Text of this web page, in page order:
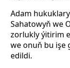
Adam
Sahatowyň we
zorlukly ýitirim
we onuň bu işe
edildi.